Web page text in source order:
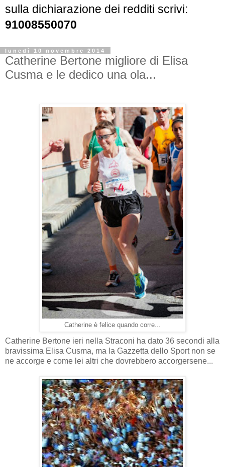
sulla dichiarazione dei redditi scrivi:
91008550070
lunedì 10 novembre 2014
Catherine Bertone migliore di Elisa
Cusma e le dedico una ola...
Catherine è felice quando corre...
Catherine Bertone ieri nella Straconi ha dato 36 secondi alla
bravissima Elisa Cusma, ma la Gazzetta dello Sport non se
ne accorge e come lei altri che dovrebbero accorgersene...